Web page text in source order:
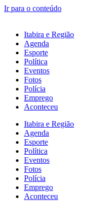
Ir para o conteúdo
Itabira e Região
Agenda
Esporte
Política
Eventos
Fotos
Polícia
Emprego
Aconteceu
Itabira e Região
Agenda
Esporte
Política
Eventos
Fotos
Polícia
Emprego
Aconteceu